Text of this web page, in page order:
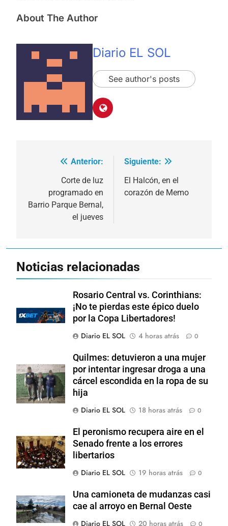
About The Author
Diario EL SOL
See author's posts
Navegación
entradas
Anterior:
Corte de luz
programado en
Barrio Parque Bernal,
el jueves
Siguiente:
El Halcón, en el
corazón de Memo
Noticias relacionadas
Rosario Central vs. Corinthians:
¡No te pierdas este épico duelo
por la Copa Libertadores!
Diario EL SOL
4 horas atrás 0
Quilmes: detuvieron a una mujer
por intentar ingresar droga a una
cárcel escondida en la ropa de su
hija
Diario EL SOL
18 horas atrás 0
El peronismo recupera aire en el
Senado frente a los errores
libertarios
Diario EL SOL
19 horas atrás 0
Una camioneta de mudanzas casi
cae al arroyo en Bernal Oeste
Diario EL SOL
20 horas atrás 0